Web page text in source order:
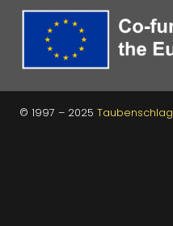
© 1997 – 2025 Taubenschlag